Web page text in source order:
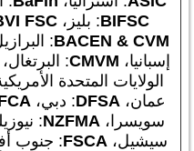
BIFSC: بليز،FSC
BACEN & CVM
:
إسبانيا، CMVM: البرتغال،
الولايات المتحدة
عمان، DFSA: دبي،
سويسرا،
NZFMA
:
سيشيل،FSCA: جنوب